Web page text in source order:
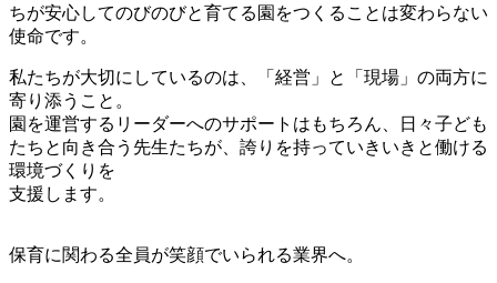
ちが安心してのびのびと育てる園をつくることは変わらない
使命です。
私たちが大切にしているのは、「経営」と「現場」の両方に
寄り添うこと。
園を運営するリーダーへのサポートはもちろん、日々子ども
たちと向き合う先生たちが、誇りを持っていきいきと働ける
環境づくりを
支援します。
保育に関わる全員が笑顔でいられる業界へ。